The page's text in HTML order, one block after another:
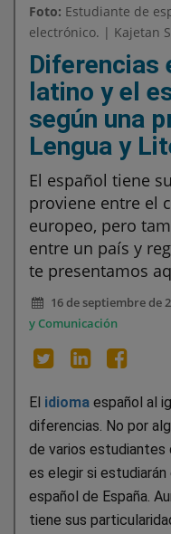
Foto: Estudiante de
electrónico. | Kajetan
Diferencias
latino y el
según una
Lengua y
El español tiene
proviene entre el
europeo, pero
entre un país y
te presentamos
16 de septiembre de
y Comunicación
El idioma español al
diferencias. No por
de varios estudiantes
es elegir si
español de España.
tiene sus